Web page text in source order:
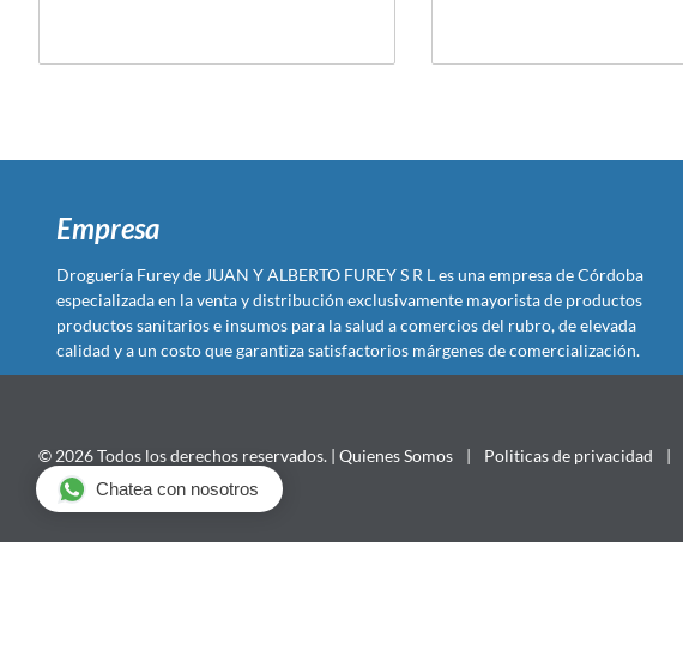
Empresa
Droguería Furey de JUAN Y ALBERTO FUREY S R L es una empresa de Córdoba
especializada en la venta y distribución exclusivamente mayorista de productos
productos sanitarios e insumos para la salud a comercios del rubro, de elevada
calidad y a un costo que garantiza satisfactorios márgenes de comercialización.
© 2026 Todos los derechos reservados. | Quienes Somos | Politicas de privacidad |
Chatea con nosotros